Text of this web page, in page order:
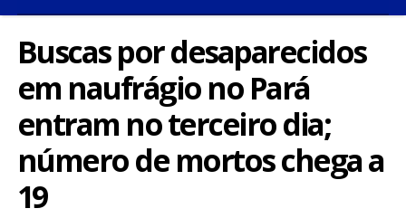
INÍCIO
POMBAL E REGIÃO
BRASIL
Buscas por desaparecidos
em naufrágio no Pará
entram no terceiro dia;
número de mortos chega a
19